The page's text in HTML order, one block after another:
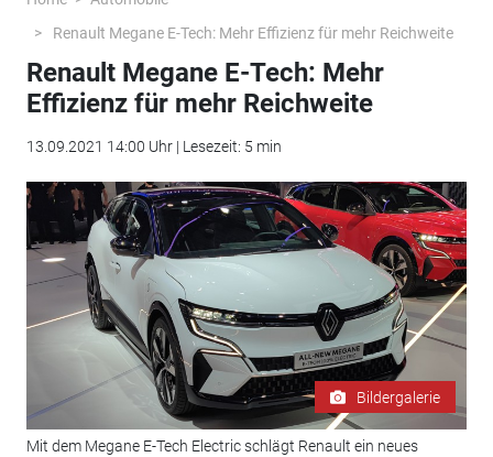
Renault Megane E-Tech: Mehr Effizienz für mehr Reichweite
Renault Megane E-Tech: Mehr
Effizienz für mehr Reichweite
13.09.2021 14:00 Uhr | Lesezeit: 5 min
Bildergalerie
Mit dem Megane E-Tech Electric schlägt Renault ein neues